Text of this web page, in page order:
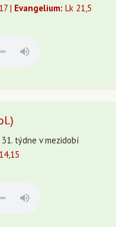
| Evangelium: Lk 21,5
týdne v mezidobí